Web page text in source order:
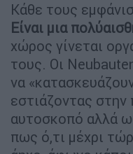
Κάθε τους
Είναι μια
χώρος γίνεται
τους. Οι
να
εστιάζοντας
αυτοσκοπό αλλά
πως ό,τι μέχρι